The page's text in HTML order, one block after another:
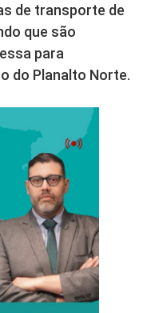
de transporte de
que são
para
do Planalto Norte.